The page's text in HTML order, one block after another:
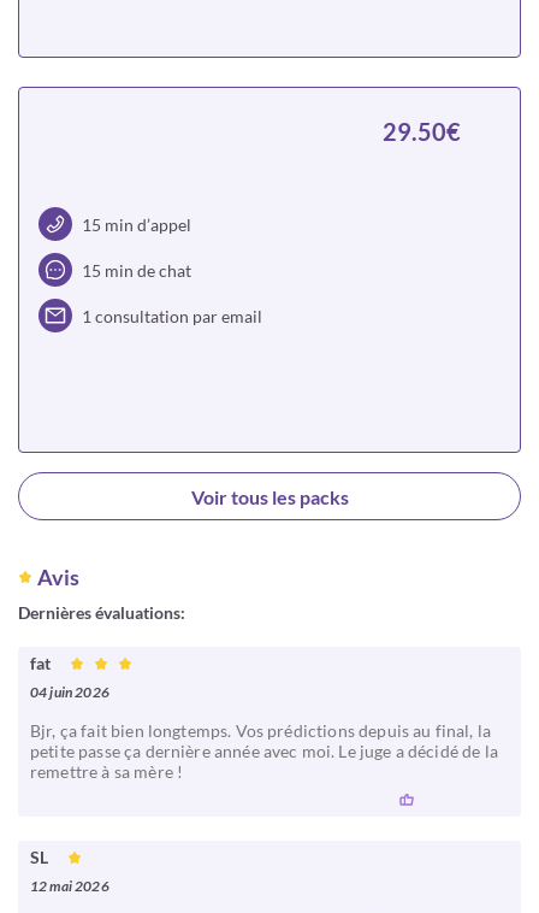
15 min d’appel
15 min de chat
1 consultation par email
29.50€
Choisir
Voir tous les packs
Avis
Dernières évaluations:
fat
04 juin 2026
Bjr, ça fait bien longtemps. Vos prédictions depuis au final, la
petite passe ça dernière année avec moi. Le juge a décidé de la
remettre à sa mère !
SL
12 mai 2026